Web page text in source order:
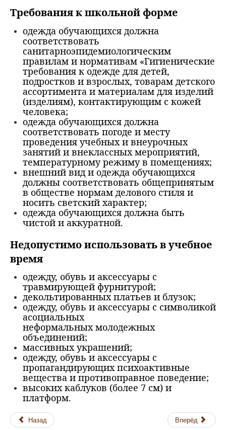
Требования к школьной форме
одежда обучающихся должна
соответствовать
санитарноэпидемиологическим
правилам и нормативам «Гигиенические
требования к одежде для детей,
подростков и взрослых, товарам детского
ассортимента и материалам для изделий
(изделиям), контактирующим с кожей
человека;
одежда обучающихся должна
соответствовать погоде и месту
проведения учебных и внеурочных
занятий и внеклассных мероприятий,
температурному режиму в помещениях;
внешний вид и одежда обучающихся
должны соответствовать общепринятым
в обществе нормам делового стиля и
носить светский характер;
одежда обучающихся должна быть
чистой и аккуратной.
Недопустимо использовать в учебное
время
одежду, обувь и аксессуары с
травмирующей фурнитурой;
декольтированных платьев и блузок;
одежду, обувь и аксессуары с символикой
асоциальных
неформальных молодежных
объединений;
массивных украшений;
одежду, обувь и аксессуары с
пропагандирующих психоактивные
вещества и противоправное поведение;
высоких каблуков (более 7 см) и
платформ.
Назад Вперёд